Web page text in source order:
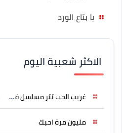
يا بتاع الورد
الاكثر شعبية اليوم
غريب الحب تتر مسلسل فرصة
مليون مرة احبك